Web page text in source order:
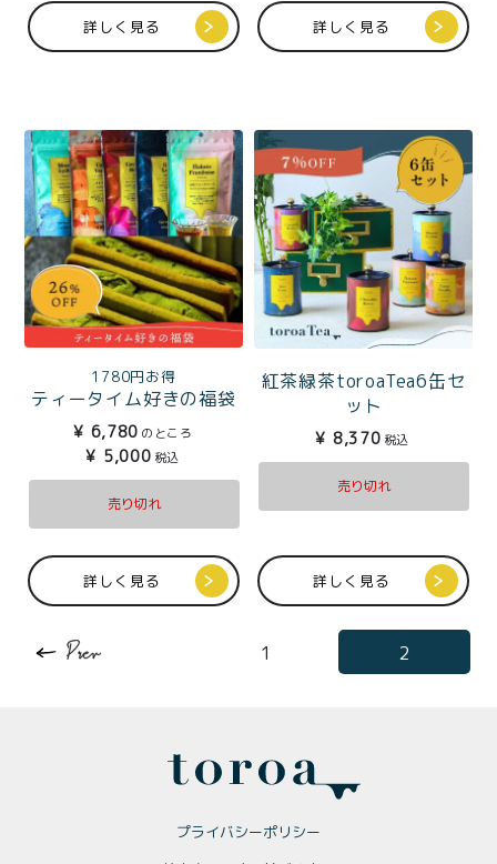
詳しく見る 詳しく見る
1780円お得
ティータイム好きの福袋
¥ 6,780 のところ
¥ 5,000 税込
売り切れ
詳しく見る
紅茶緑茶toroaTea6缶セ
ット
¥ 8,370 税込
売り切れ
詳しく見る
1 2
プライバシーポリシー